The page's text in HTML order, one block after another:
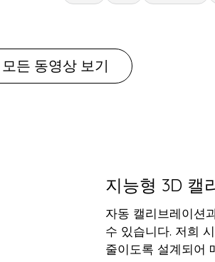
모든 동영상 보기
지능형 3D 캘
자동 캘리브레이션
수 있습니다. 저희
줄이도록 설계되어